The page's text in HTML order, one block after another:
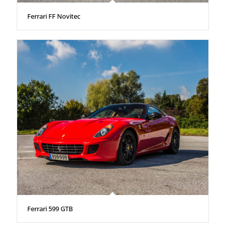
Ferrari FF Novitec
Ferrari 599 GTB